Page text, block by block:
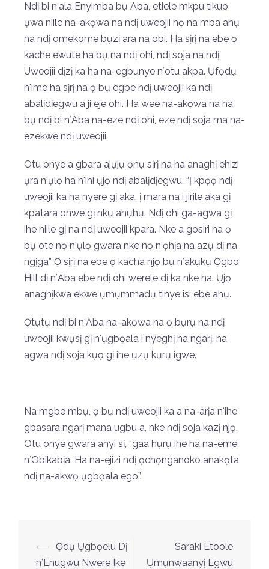
Ndị bi nʻala Enyimba bụ Aba, etiele mkpu tikuo
ụwa niile na-akọwa na ndị uweojii nọ na mba ahụ
na ndị omekome bụzị ara na obi. Ha sịrị na ebe ọ
kache ewute ha bụ na ndị ohi, ndị soja na ndị
Uweojii dịzị ka ha na-egbunye nʻotu akpa. Ụfọdụ
nʻime ha sịrị na ọ bụ egbe ndị uweojii ka ndị
abalịdịegwu a ji eje ohi. Ha wee na-akọwa na ha
bụ ndị bi nʻAba na-eze ndị ohi, eze ndị soja ma na-
ezekwe ndị uweojii.
Otu onye a gbara ajụjụ ọnụ sịrị na ha anaghị ehizi
ụra nʻụlọ ha nʻihi ụjọ ndị abalịdịegwu. “Ị kpọọ ndị
uweojii ka ha nyere gị aka, ị mara na i jirile aka gị
kpatara onwe gị nkụ ahụhụ. Ndị ohi ga-agwa gị
ihe niile gị na ndị uweojii kpara. Nke a gosiri na ọ
bụ ote nọ nʻụlọ gwara nke nọ nʻọhịa na azụ dị na
ngịga” Ọ sịrị na ebe ọ kacha njọ bụ nʻakụkụ Ọgbo
Hill dị nʻAba ebe ndị ohi werele dị ka nke ha. Ụjọ
anaghịkwa ekwe ụmụmmadụ tinye isi ebe ahụ.
Ọtụtụ ndị bi nʻAba na-akọwa na ọ bụrụ na ndị
uweojii kwụsị gị nʻụgbọala i nyeghị ha ngarị, ha
agwa ndị soja kụọ gị ihe ụzụ kụrụ igwe.
Na mgbe mbụ, ọ bụ ndị uweojii ka a na-arịa nʻihe
gbasara ngarị mana ugbu a, nke ndị soja kazị njọ.
Otu onye gwara anyi sị, “gaa hụrụ ihe ha na-eme
nʻObikabịa. Ha na-ejizi ndị ọchọnganoko anakọta
ndị na-akwọ ụgbọala ego”.
⟵ Ọdụ Ụgbọelu Dị
nʻEnugwu Nwere Ike
Saraki Etoole
Ụmụnwaanyị Egwu